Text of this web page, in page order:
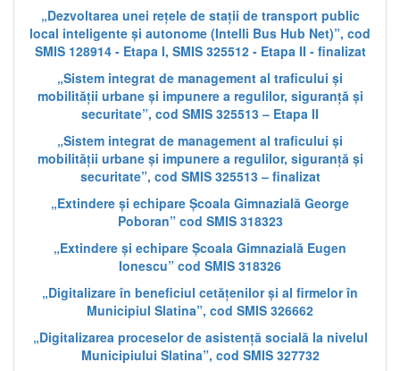
„Dezvoltarea unei rețele de stații de transport public
local inteligente și autonome (Intelli Bus Hub Net)”, cod
SMIS 128914 - Etapa I, SMIS 325512 - Etapa II - finalizat
„Sistem integrat de management al traficului și
mobilității urbane și impunere a regulilor, siguranță și
securitate”, cod SMIS 325513 – Etapa II
„Sistem integrat de management al traficului și
mobilității urbane și impunere a regulilor, siguranță și
securitate”, cod SMIS 325513 – finalizat
„Extindere și echipare Școala Gimnazială George
Poboran” cod SMIS 318323
„Extindere și echipare Școala Gimnazială Eugen
Ionescu” cod SMIS 318326
„Digitalizare în beneficiul cetățenilor și al firmelor în
Municipiul Slatina”, cod SMIS 326662
„Digitalizarea proceselor de asistență socială la nivelul
Municipiului Slatina”, cod SMIS 327732